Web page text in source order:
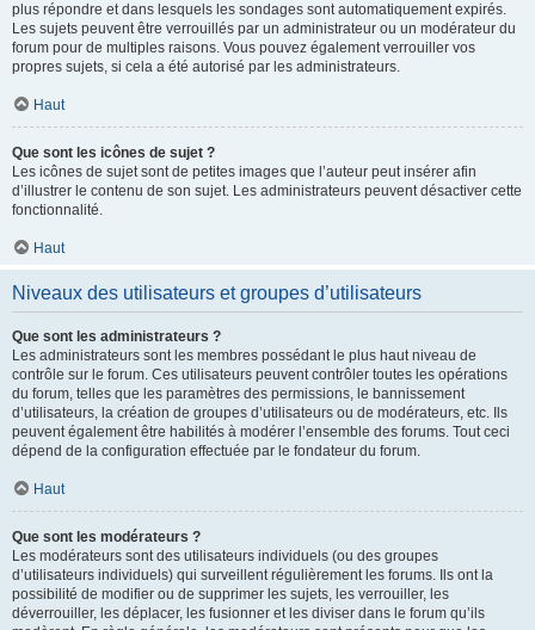
plus répondre et dans lesquels les sondages sont automatiquement expirés.
Les sujets peuvent être verrouillés par un administrateur ou un modérateur du
forum pour de multiples raisons. Vous pouvez également verrouiller vos
propres sujets, si cela a été autorisé par les administrateurs.
Haut
Que sont les icônes de sujet ?
Les icônes de sujet sont de petites images que l’auteur peut insérer afin
d’illustrer le contenu de son sujet. Les administrateurs peuvent désactiver cette
fonctionnalité.
Haut
Niveaux des utilisateurs et groupes d’utilisateurs
Que sont les administrateurs ?
Les administrateurs sont les membres possédant le plus haut niveau de
contrôle sur le forum. Ces utilisateurs peuvent contrôler toutes les opérations
du forum, telles que les paramètres des permissions, le bannissement
d’utilisateurs, la création de groupes d’utilisateurs ou de modérateurs, etc. Ils
peuvent également être habilités à modérer l’ensemble des forums. Tout ceci
dépend de la configuration effectuée par le fondateur du forum.
Haut
Que sont les modérateurs ?
Les modérateurs sont des utilisateurs individuels (ou des groupes
d’utilisateurs individuels) qui surveillent régulièrement les forums. Ils ont la
possibilité de modifier ou de supprimer les sujets, les verrouiller, les
déverrouiller, les déplacer, les fusionner et les diviser dans le forum qu’ils